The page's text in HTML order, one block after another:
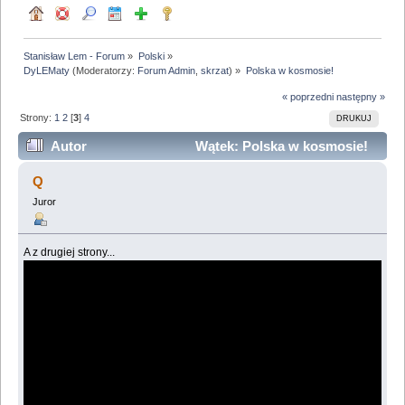
Stanisław Lem - Forum » Polski»
DyLEMaty (Moderatorzy: Forum Admin ,skrzat) » Polska w kosmosie!
« poprzedni następny »
DRUKUJ
Strony: 1 2 [3]4
Autor
Wątek: Polska w kosmosie!
(Przeczytany 83005 razy)
Q
Juror
A z drugiej strony...